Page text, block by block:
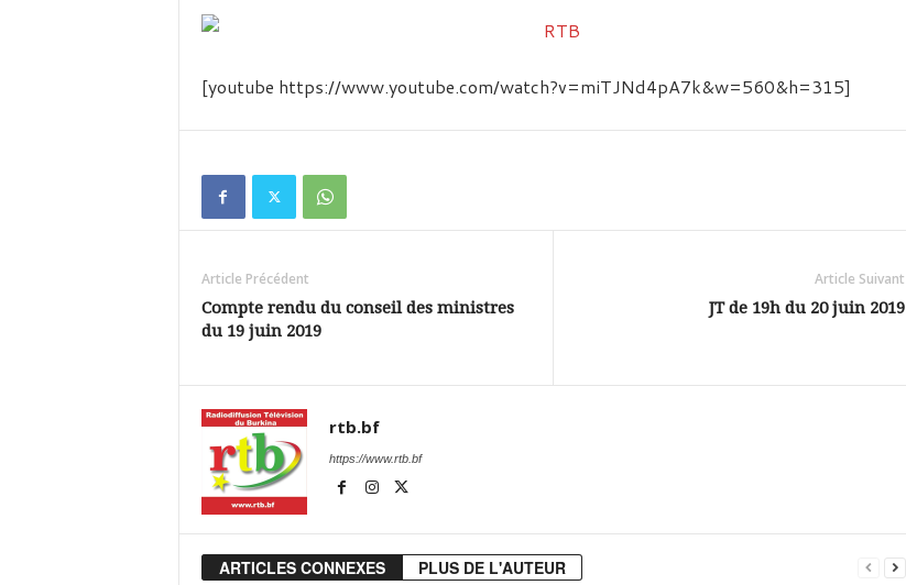
u
[youtube https://www.youtube.com/watch?v=miTJNd4pA7k&w=560&h=315]
Article Précédent
Compte rendu du conseil des ministres
du 19 juin 2019
Article Suivant
JT de 19h du 20 juin 2019
rtb.bf
https://www.rtb.bf
ARTICLES CONNEXES PLUS DE L'AUTEUR